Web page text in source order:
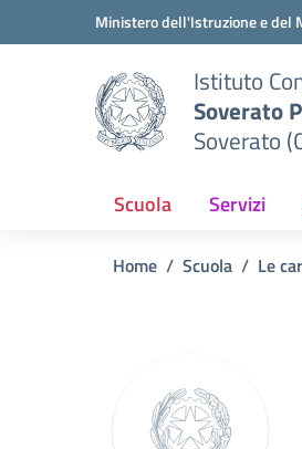
Vai ai contenuti
Vai al menu di navigazioneMinistero dell'Istruzione e del
Istituto
Soverato
Soverato
Scuola Servizi
Home Scuola Le